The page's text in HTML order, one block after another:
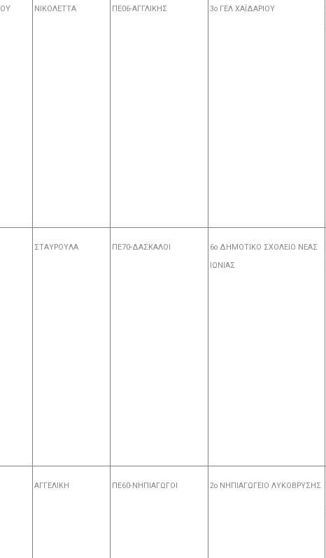
ΝΙΚΟΛΕΤΤΑ ΠΕ06-ΑΓΓΛΙΚΗΣ 3ο ΓΕΛ ΧΑΪΔΑΡΙΟΥ
ΣΤΑΥΡΟΥΛΑ ΠΕ70-ΔΑΣΚΑΛΟΙ
6ο ΔΗΜΟΤΙΚΟ ΣΧΟΛΕΙΟ ΝΕΑΣ
ΙΩΝΙΑΣ
ΑΓΓΕΛΙΚΗ ΠΕ60-ΝΗΠΙΑΓΩΓΟΙ 2ο ΝΗΠΙΑΓΩΓΕΙΟ ΛΥΚΟΒΡΥΣΗΣ